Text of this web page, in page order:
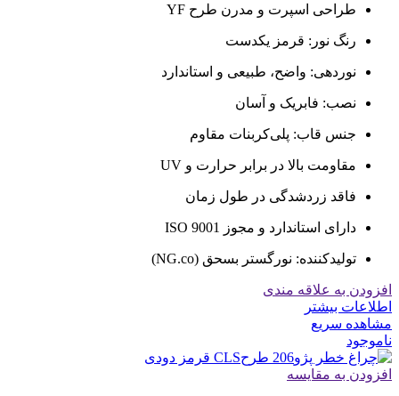
طراحی اسپرت و مدرن طرح YF
رنگ نور: قرمز یکدست
نوردهی: واضح، طبیعی و استاندارد
نصب: فابریک و آسان
جنس قاب: پلی‌کربنات مقاوم
مقاومت بالا در برابر حرارت و UV
فاقد زردشدگی در طول زمان
دارای استاندارد و مجوز ISO 9001
تولیدکننده: نورگستر بسحق (NG.co)
افزودن به علاقه مندی
اطلاعات بیشتر
مشاهده سریع
ناموجود
افزودن به مقایسه